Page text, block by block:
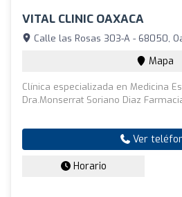
VITAL CLINIC OAXACA
Calle las Rosas 303-A - 68050,
Mapa
Clínica especializada en Medicina
Dra.Monserrat Soriano Diaz
Ver
Horario